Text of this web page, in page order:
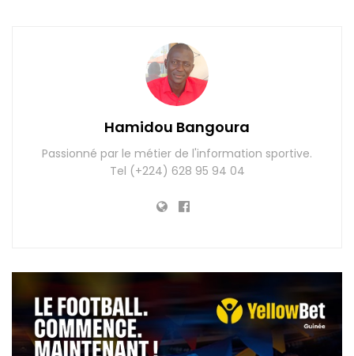
Hamidou Bangoura
Passionné par le métier de l'information sportive.
Tel (+224) 628 95 94 04